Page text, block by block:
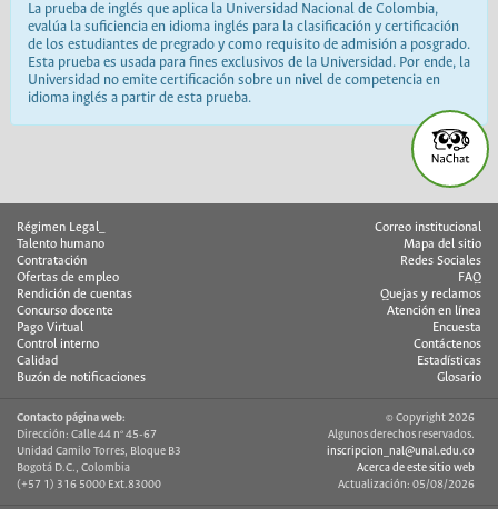
La prueba de inglés que aplica la Universidad Nacional de Colombia,
evalúa la suficiencia en idioma inglés para la clasificación y certificación
de los estudiantes de pregrado y como requisito de admisión a posgrado.
Esta prueba es usada para fines exclusivos de la Universidad. Por ende, la
Universidad no emite certificación sobre un nivel de competencia en
idioma inglés a partir de esta prueba.
Régimen Legal_
Talento humano
Contratación
Ofertas de empleo
Rendición de cuentas
Concurso docente
Pago Virtual
Control interno
Calidad
Buzón de notificaciones
Correo institucional
Mapa del sitio
Redes Sociales
FAQ
Quejas y reclamos
Atención en línea
Encuesta
Contáctenos
Estadísticas
Glosario
Contacto página web:
Dirección: Calle 44 nº 45-67
Unidad Camilo Torres, Bloque B3
Bogotá D.C., Colombia
(+57 1) 316 5000 Ext.83000
© Copyright 2026
Algunos derechos reservados.
inscripcion_nal@unal.edu.co
Acerca de este sitio web
Actualización: 05/08/2026